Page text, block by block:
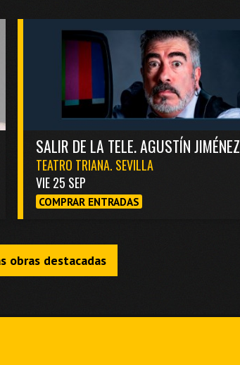
SALIR DE LA TELE. AGUSTÍN JIMÉNEZ
TEATRO TRIANA. SEVILLA
VIE 25 SEP
COMPRAR ENTRADAS
obras destacadas